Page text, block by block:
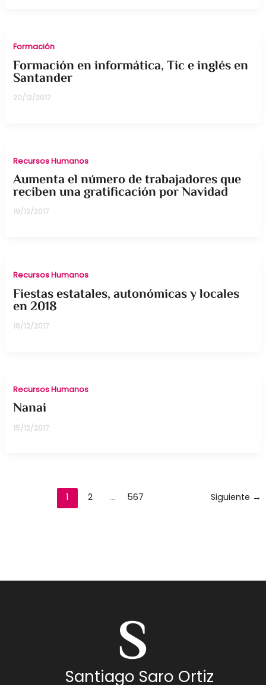
Formación
Formación en informática, Tic e inglés en
Santander
20/12/2017
Recursos Humanos
Aumenta el número de trabajadores que
reciben una gratificación por Navidad
19/12/2017
Recursos Humanos
Fiestas estatales, autonómicas y locales
en 2018
18/12/2017
Recursos Humanos
Nanai
15/12/2017
1 2 … 567 Siguiente →
Santiago Saro Ortiz